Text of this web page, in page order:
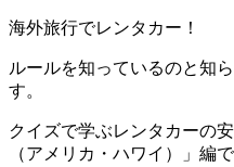
海外旅行でレンタカー！
ルールを知っているのと知
す。
クイズで学ぶレンタカーの
（アメリカ・ハワイ）」編で